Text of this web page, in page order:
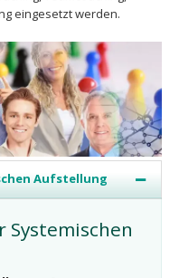
eingesetzt werden.
Aufstellung
Systemischen